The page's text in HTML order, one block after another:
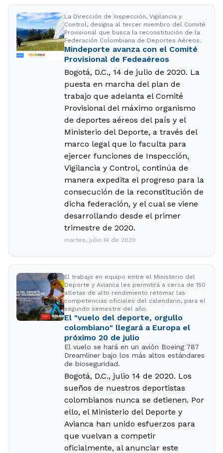
La Dirección de Inspección, Vigilancia y
Control, designa al tercer miembro del Comité
Provisional que busca la reconstitución de la
Federación Colombiana de Deportes Aéreos.
Mindeporte avanza con el Comité
Provisional de Fedeaéreos
Bogotá, D.C., 14 de julio de 2020. La
puesta en marcha del plan de
trabajo que adelanta el Comité
Provisional del máximo organismo
de deportes aéreos del país y el
Ministerio del Deporte, a través del
marco legal que lo faculta para
ejercer funciones de Inspección,
Vigilancia y Control, continúa de
manera expedita el progreso para la
consecución de la reconstitución de
dicha federación, y el cual se viene
desarrollando desde el primer
trimestre de 2020.
martes, julio 14 de 2020
El trabajo en equipo entre el Ministerio del
Deporte y Avianca les permitirá a cerca de 150
atletas de alto rendimiento retomar las
competencias oficiales del calendario, para el
segundo semestre del año.
El "vuelo del deporte, orgullo
colombiano" llegará a Europa el
próximo 20 de julio
El vuelo se hará en un avión Boeing 787
Dreamliner bajo los más altos estándares
de bioseguridad.
Bogotá, D.C., julio 14 de 2020. Los
sueños de nuestros deportistas
colombianos nunca se detienen. Por
ello, el Ministerio del Deporte y
Avianca han unido esfuerzos para
que vuelvan a competir
oficialmente, al anunciar este